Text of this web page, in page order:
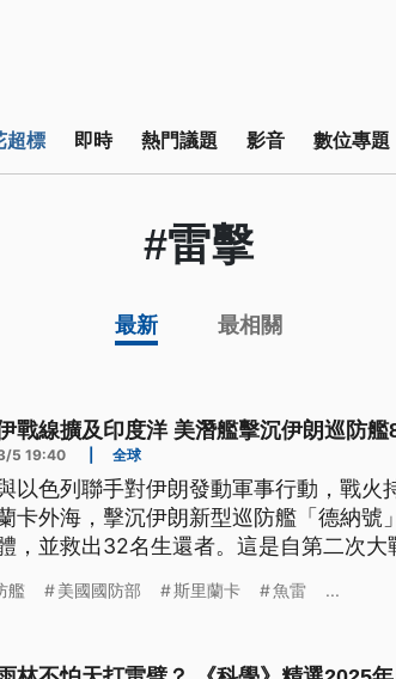
超標 即時 熱門議題 影音 數位專題
#雷擊
最新 最相關
戰線擴及印度洋 美潛艦擊沉伊朗巡防艦
5 19:40 全球
以色列聯手對伊朗發動軍事行動，戰
卡外海，擊沉伊朗新型巡防艦「德納號
，並救出32名生還者。這是自第二次
為跨區域的海上攔截行動。
艦 美國國防部 斯里蘭卡 魚雷 ...